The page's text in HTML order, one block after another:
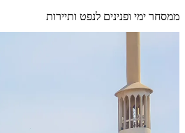
ממסחר ימי ופנינים לנפט ותיירות